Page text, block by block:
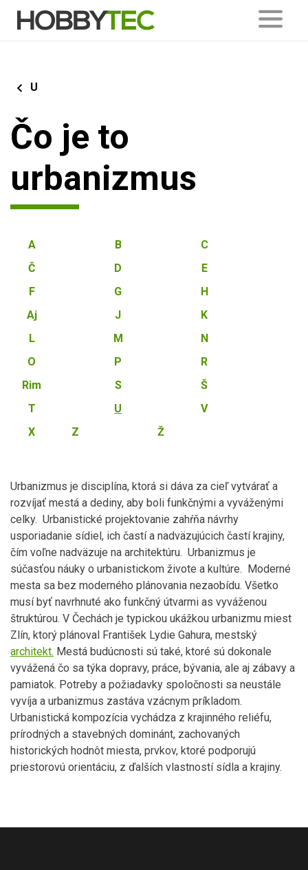
U
Čo je to
urbanizmus
A B
C
Č
D
E
F
G
H
Aj
J
K
L
M
N
O
P
R
Rim
S
Š
T
U
V
X
Z Ž
Urbanizmus je disciplína, ktorá si dáva za cieľ vytvárať a
rozvíjať mestá a dediny, aby boli funkčnými a vyváženými
celky. Urbanistické projektovanie zahŕňa návrhy
usporiadanie sídiel, ich častí a nadväzujúcich častí krajiny,
čím voľne nadväzuje na architektúru. Urbanizmus je
súčasťou náuky o urbanistickom živote a kultúre. Moderné
mesta sa bez moderného plánovania nezaobídu. Všetko
musí byť navrhnuté ako funkčný útvarmi as vyváženou
štruktúrou. V Čechách je typickou ukážkou urbanizmu miest
Zlín, ktorý plánoval František Lydie Gahura, mestský
architekt. Mestá budúcnosti sú také, ktoré sú dokonale
vyvážená čo sa týka dopravy, práce, bývania, ale aj zábavy a
pamiatok. Potreby a požiadavky spoločnosti sa neustále
vyvíja a urbanizmus zastáva vzácnym príkladom.
Urbanistická kompozícia vychádza z krajinného reliéfu,
prírodných a stavebných dominánt, zachovaných
historických hodnôt miesta, prvkov, ktoré podporujú
priestorovú orientáciu, z ďalších vlastností sídla a krajiny.